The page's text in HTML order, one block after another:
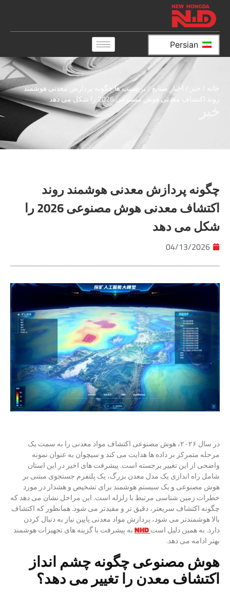
Persian
خانه خبر اخبار صنایع/ برچسب ها چگونه پردازش معدنی هوشمند
روند اکتشاف معدنی هوش مصنوعی 2026 را شکل می دهد
چگونه پردازش معدنی هوشمند روند
اکتشاف معدنی هوش مصنوعی 2026 را
شکل می دهد
04/13/2026
در سال ۲۰۲۶، هوش مصنوعی اکتشاف مواد معدنی را به سمت یک
مرحله متمرکز بر داده ها هدایت می کند و سیچوان به عنوان نمونه
واضحی از این تغییر برجسته است. پیشرفت های اخیر در این استان
شامل راه اندازی یک مدل معدن بزرگ، یک پلتفرم جستجوی مبتنی بر
هوش مصنوعی و یک سیستم هوشمند برای تشخیص و هشدار در مورد
خطرات زمین شناسی مرتبط با زلزله است. این مراحل نشان می دهد که
چگونه اکتشاف سریعتر، دقیق تر و مفیدتر می شود. همانطور که اکتشاف
بالا هوشمندتر می شود، پردازش مواد معدنی پایین نیاز به دنبال کردن
دارد. به همین دلیل استNHDبه پیشرفت با گزینه های تجهیزات هوشمند
بهتر ادامه می دهد.
هوش مصنوعی چگونه چشم انداز
اکتشاف معدن را تغییر می دهد؟